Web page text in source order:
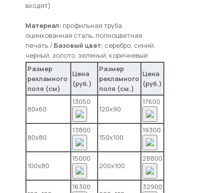
входят)
Материал: профильная труба,
оцинкованная сталь, полноцветная
печать / Базовый цвет: серебро, синий,
черный, золото, зеленый, коричневый
Размер
рекламного
поля (см)
Цена
(руб.)
Размер
рекламного
поля (см.)
Цена
(руб.)
80х60
13050
120х90
17600
80х80
13800
150х100
19300
100х80
15000
200х100
28800
16300
32900